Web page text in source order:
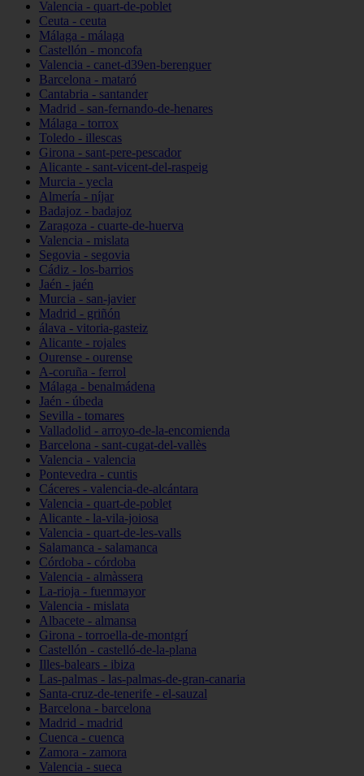
Valencia - quart-de-poblet
Ceuta - ceuta
Málaga - málaga
Castellón - moncofa
Valencia - canet-d39en-berenguer
Barcelona - mataró
Cantabria - santander
Madrid - san-fernando-de-henares
Málaga - torrox
Toledo - illescas
Girona - sant-pere-pescador
Alicante - sant-vicent-del-raspeig
Murcia - yecla
Almería - níjar
Badajoz - badajoz
Zaragoza - cuarte-de-huerva
Valencia - mislata
Segovia - segovia
Cádiz - los-barrios
Jaén - jaén
Murcia - san-javier
Madrid - griñón
álava - vitoria-gasteiz
Alicante - rojales
Ourense - ourense
A-coruña - ferrol
Málaga - benalmádena
Jaén - úbeda
Sevilla - tomares
Valladolid - arroyo-de-la-encomienda
Barcelona - sant-cugat-del-vallès
Valencia - valencia
Pontevedra - cuntis
Cáceres - valencia-de-alcántara
Valencia - quart-de-poblet
Alicante - la-vila-joiosa
Valencia - quart-de-les-valls
Salamanca - salamanca
Córdoba - córdoba
Valencia - almàssera
La-rioja - fuenmayor
Valencia - mislata
Albacete - almansa
Girona - torroella-de-montgrí
Castellón - castelló-de-la-plana
Illes-balears - ibiza
Las-palmas - las-palmas-de-gran-canaria
Santa-cruz-de-tenerife - el-sauzal
Barcelona - barcelona
Madrid - madrid
Cuenca - cuenca
Zamora - zamora
Valencia - sueca